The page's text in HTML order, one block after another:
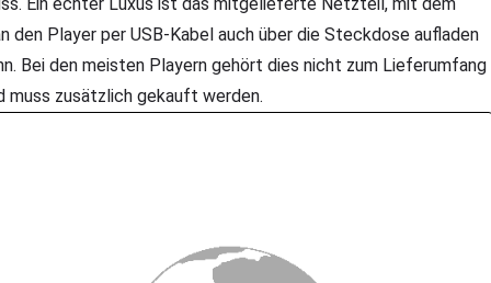
den Player per USB-Kabel auch über die Steckdose aufladen
Bei den meisten Playern gehört dies nicht zum Lieferumfang
muss zusätzlich gekauft werden.